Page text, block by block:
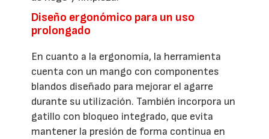
Diseño ergonómico para un uso
prolongado
En cuanto a la ergonomía, la herramienta
cuenta con un mango con componentes
blandos diseñado para mejorar el agarre
durante su utilización. También incorpora un
gatillo con bloqueo integrado, que evita
mantener la presión de forma continua en